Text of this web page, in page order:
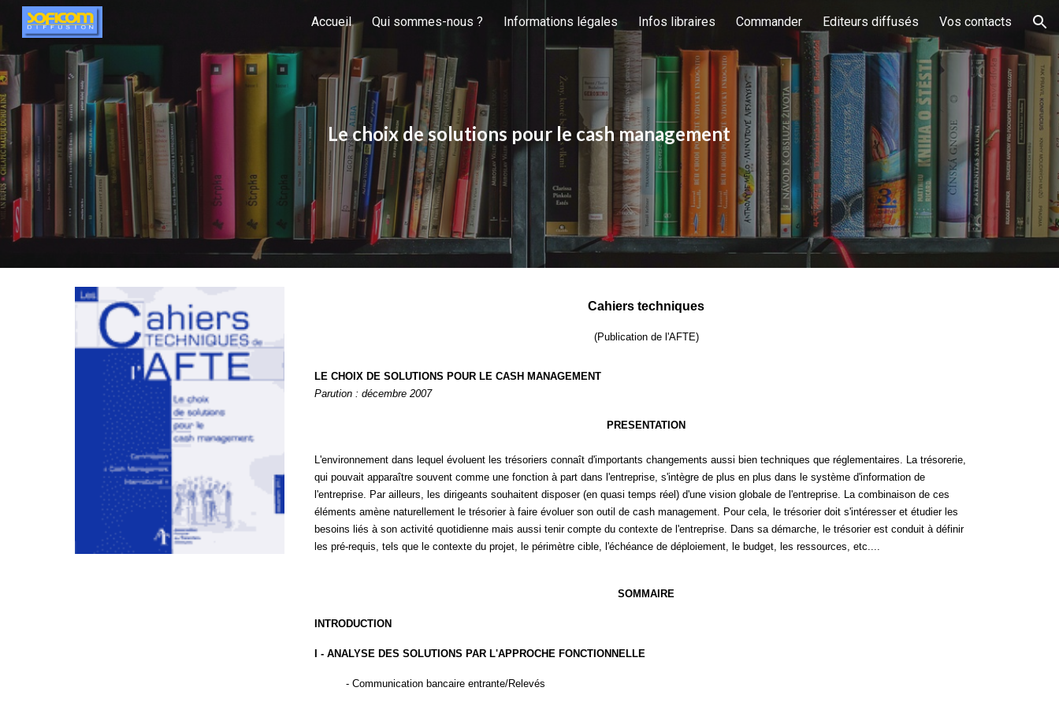
Skip to main content Skip to navigation
Accueil Qui sommes-nous ? Informations légales Infos libraires Commander Editeurs diffusés Vos contacts
Le choix de solutions pour le cash management
Cahiers techniques
(Publication de l'AFTE)
LE CHOIX DE SOLUTIONS POUR LE CASH MANAGEMENT
Parution : décembre 2007
PRESENTATION
L'environnement dans lequel évoluent les trésoriers connaît d'importants changements aussi bien techniques que réglementaires. La trésorerie,
qui pouvait apparaître souvent comme une fonction à part dans l'entreprise, s'intègre de plus en plus dans le système d'information de
l'entreprise. Par ailleurs, les dirigeants souhaitent disposer (en quasi temps réel) d'une vision globale de l'entreprise. La combinaison de ces
éléments amène naturellement le trésorier à faire évoluer son outil de cash management. Pour cela, le trésorier doit s'intéresser et étudier les
besoins liés à son activité quotidienne mais aussi tenir compte du contexte de l'entreprise. Dans sa démarche, le trésorier est conduit à définir
les pré-requis, tels que le contexte du projet, le périmètre cible, l'échéance de déploiement, le budget, les ressources, etc....
SOMMAIRE
INTRODUCTION
I - ANALYSE DES SOLUTIONS PAR L'APPROCHE FONCTIONNELLE
- Communication bancaire entrante/Relevés